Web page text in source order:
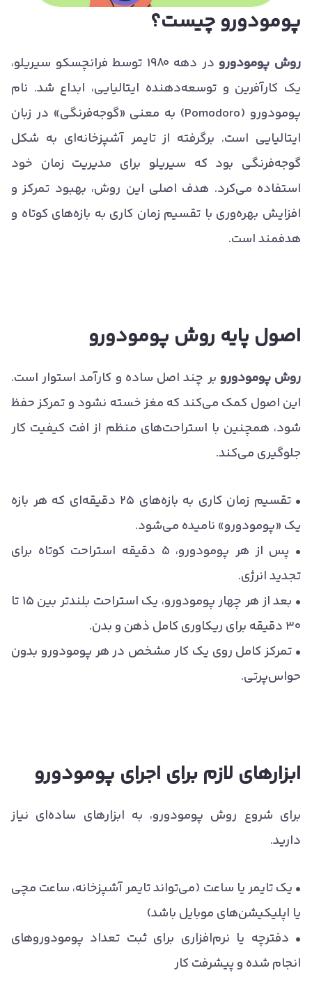
پومودورو چیست؟
روش پومودورو
در دهه ۱۹۸۰ توسط فرانچسکو سیریلو،
یک کارآفرین و توسعه‌دهنده ایتالیایی، ابداع شد. نام
پومودورو (Pomodoro) به معنی «گوجه‌فرنگی» در زبان
ایتالیایی است. برگرفته از تایمر آشپزخانه‌ای به شکل
گوجه‌فرنگی بود که سیریلو برای مدیریت زمان خود
استفاده می‌کرد. هدف اصلی این روش، بهبود تمرکز و
افزایش بهره‌وری با تقسیم زمان کاری به بازه‌های کوتاه و
هدفمند است.
اصول پایه روش پومودورو
روش پومودورو بر چند اصل ساده و کارآمد استوار است.
این اصول کمک می‌کند که مغز خسته نشود و تمرکز حفظ
شود، همچنین با استراحت‌های منظم از افت کیفیت کار
جلوگیری می‌کند.
• تقسیم زمان کاری به بازه‌های ۲۵ دقیقه‌ای که هر بازه
یک «پومودورو» نامیده می‌شود.
• پس از هر پومودورو، ۵ دقیقه استراحت کوتاه برای
تجدید انرژی.
• بعد از هر چهار پومودورو، یک استراحت بلندتر بین ۱۵ تا
۳۰ دقیقه برای ریکاوری کامل ذهن و بدن.
• تمرکز کامل روی یک کار مشخص در هر پومودورو بدون
حواس‌پرتی.
ابزارهای لازم برای اجرای پومودورو
برای شروع روش پومودورو، به ابزارهای ساده‌ای نیاز
دارید.
• یک تایمر یا ساعت (می‌تواند تایمر آشپزخانه، ساعت مچی
یا اپلیکیشن‌های موبایل باشد)
• دفترچه یا نرم‌افزاری برای ثبت تعداد پومودوروهای
انجام شده و پیشرفت کار